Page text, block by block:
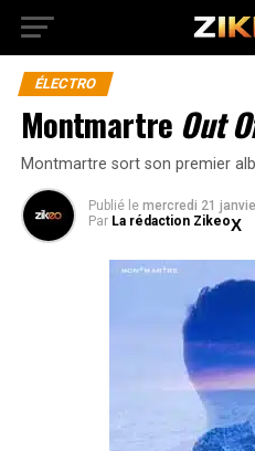
ÉLECTRO
Montmartre Out
Montmartre sort son premier
Publié le mercredi 21
Par La rédaction Zikeo